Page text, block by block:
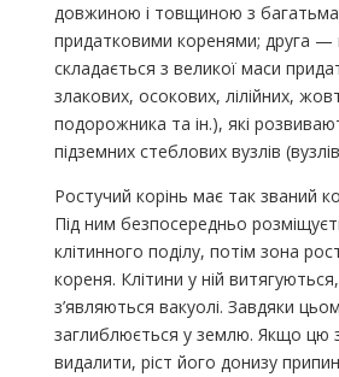
довжиною і товщиною з багатьма
придатко­вими коренями; друга —
складається з великої маси
злакових, осокових, лілійних,
подорожника та ін.), які
підземних стебло­вих вузлів
Ростучий корінь має так званий
Під ним без­посередньо
клітинного поділу, потім зона
кореня. Клітини у ній
з’являються ва­куолі. Завдяки
заглиблюється у землю. Якщо цю
видалити, ріст його донизу